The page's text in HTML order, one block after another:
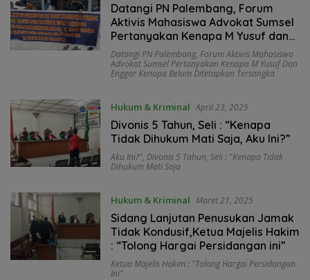
Datangi PN Palembang, Forum
Aktivis Mahasiswa Advokat Sumsel
Pertanyakan Kenapa M Yusuf dan
Enggar Kenapa Belum Ditetapkan
Tersangka
Datangi PN Palembang, Forum Aktivis Mahasiswa
Advokat Sumsel Pertanyakan Kenapa M Yusuf Dan
Enggar Kenapa Belum Ditetapkan Tersangka
Hukum & Kriminal April 23, 2025
Divonis 5 Tahun, Seli : “Kenapa
Tidak Dihukum Mati Saja, Aku Ini?”
Aku Ini?", Divonis 5 Tahun, Seli : "Kenapa Tidak
Dihukum Mati Saja
Hukum & Kriminal Maret 21, 2025
Sidang Lanjutan Penusukan Jamak
Tidak Kondusif,Ketua Majelis Hakim
: “Tolong Hargai Persidangan ini”
Ketua Majelis Hakim : "Tolong Hargai Persidangan
Ini"